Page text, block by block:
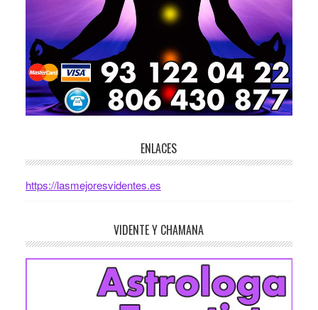
ENLACES
https://lasmejoresvidentes.es
VIDENTE Y CHAMANA